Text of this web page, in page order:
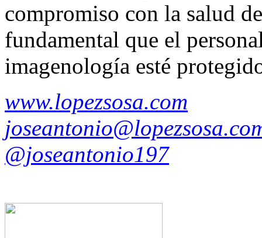
compromiso con la salud
fundamental que el
imagenología esté
www.lopezsosa.com
@joseantonio197